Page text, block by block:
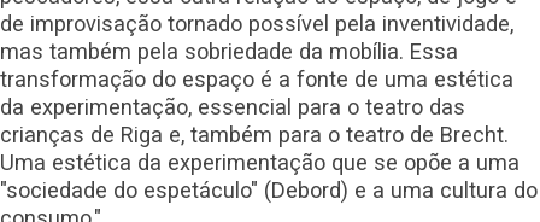
de improvisação tornado possível pela inventividade,
mas também pela sobriedade da mobília. Essa
transformação do espaço é a fonte de uma estética
da experimentação, essencial para o teatro das
crianças de Riga e, também para o teatro de Brecht.
Uma estética da experimentação que se opõe a uma
"sociedade do espetáculo" (Debord) e a uma cultura do